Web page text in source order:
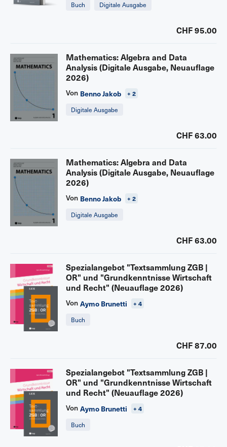
Buch Digitale Ausgabe
CHF 95.00
Mathematics: Algebra and Data
Analysis (Digitale Ausgabe, Neuauflage
2026)
Von Benno Jakob
+ 2
Digitale Ausgabe
CHF 63.00
Mathematics: Algebra and Data
Analysis (Digitale Ausgabe, Neuauflage
2026)
Von Benno Jakob
+ 2
Digitale Ausgabe
CHF 63.00
Spezialangebot "Textsammlung ZGB |
OR" und "Grundkenntnisse Wirtschaft
und Recht" (Neuauflage 2026)
Von Aymo Brunetti
+ 4
Buch
CHF 87.00
Spezialangebot "Textsammlung ZGB |
OR" und "Grundkenntnisse Wirtschaft
und Recht" (Neuauflage 2026)
Von Aymo Brunetti
+ 4
Buch